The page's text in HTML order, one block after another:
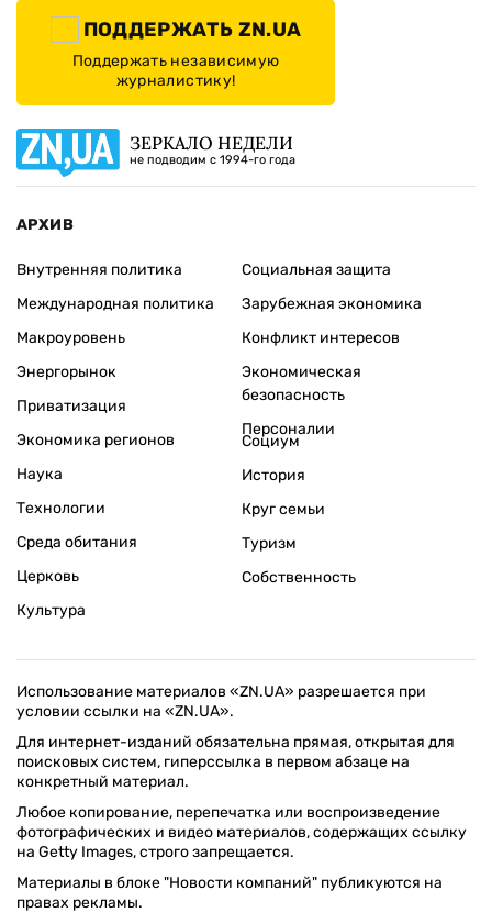
ПОДДЕРЖАТЬ ZN.UA
Поддержать независимую
журналистику!
ЗЕРКАЛО НЕДЕЛИ
не подводим с 1994-го года
АРХИВ
Внутренняя политика
Международная политика
Макроуровень
Энергорынок
Приватизация
Экономика регионов
Социальная защита
Зарубежная экономика
Конфликт интересов
Экономическая
безопасность
Персоналии
Наука
Технологии
Среда обитания
Церковь
Культура
Социум
История
Круг семьи
Туризм
Собственность
Использование материалов «ZN.UA» разрешается при
условии ссылки на «ZN.UA».
Для интернет-изданий обязательна прямая, открытая для
поисковых систем, гиперссылка в первом абзаце на
конкретный материал.
Любое копирование, перепечатка или воспроизведение
фотографических и видео материалов, содержащих ссылку
на Getty Images, строго запрещается.
Материалы в блоке "Новости компаний" публикуются на
правах рекламы.